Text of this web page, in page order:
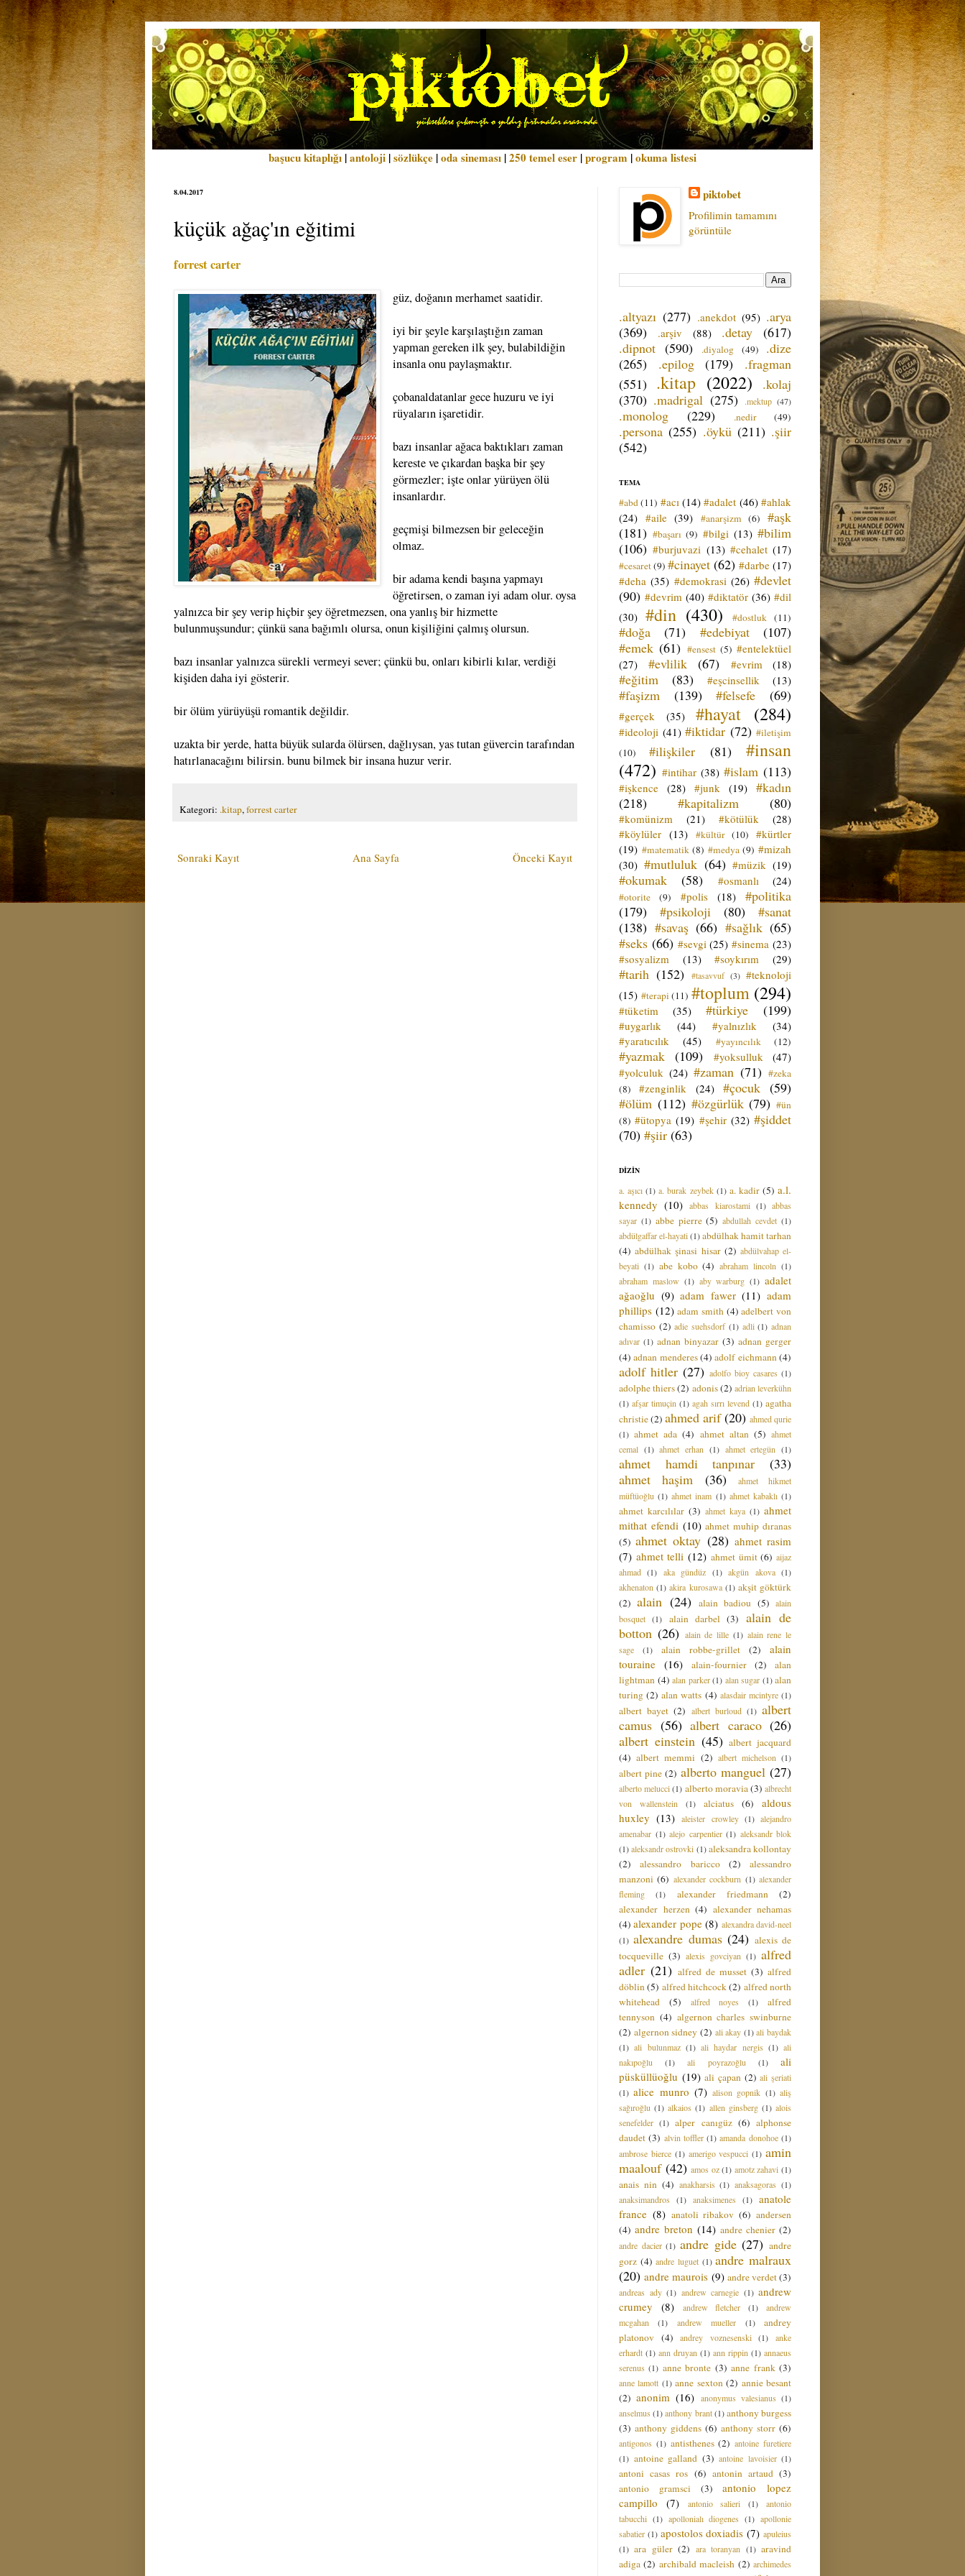
başucu kitaplığı |antoloji |sözlükçe |oda sineması |250 temel eser |program |okuma listesi
8.04.2017
küçük ağaç'ın eğitimi
forrest carter
güz, doğanın merhamet saatidir.
iyi bir şeyle karşılaştığın zaman
yapman gereken ilk şey, bulabildiğin
insanla onu paylaşmaktır.
çobanaldatanlar gece huzuru ve iyi
rüyaların işaretidir.
bazı insanlar ağaca baktıkları zaman
kereste ve çıkardan başka bir şey
görmezler; işte onlar yürüyen ölü
insanlardır.
geçmişi bilmezsen bir geleceğin
olmaz.
bir adama kendi başına yapmayı
öğretirsen, o zaman iyi adam olur. oysa
yalnızca bir şey verip hiçbir şey öğretmezsen, ona yanlış bir hizmette
bulunmuşsundur; çünkü sana bağımlı olursa, onun kişiliğini çalmış olursun.
bazı insanlar yalnızca sürekli vermeyi sever; çünkü bu, onları kibirli kılar, verdiği
kişiden daha iyi gösterir.
bir ölüm yürüyüşü romantik değildir.
uzakta bir yerde, hatta büyük sularda ölürsen, dağlıysan, yas tutan güvercin tarafından
hatırlanacağını bilirsin. bunu bilmek bir insana huzur verir.
Kategori: .kitap,forrest carter
Sonraki Kayıt Önceki Kayıt
Ana Sayfa
piktobet
Profilimin tamamını
görüntüle
.altyazı (277) .anekdot (95) .arya
(369)
.arşiv (88) .detay
(617)
.dipnot (590) .diyalog (49)
.dize
(265)
.epilog (179)
.fragman
(551) .kitap (2022)
.kolaj
(370) .madrigal (275) .mektup (47)
.monolog (229) .nedir (49)
.persona (255) .öykü (211) .şiir
(542)
TEMA
#abd (11) #acı (14) #adalet (46) #ahlak
(24) #aile (39) #anarşizm (6)
#aşk
(181) #başarı (9) #bilgi (13) #bilim
(106) #burjuvazi (13) #cehalet (17)
#cesaret(9) #cinayet (62) #darbe (17)
#deha (35) #demokrasi (26) #devlet
(90) #devrim (40) #diktatör (36) #dil
(30) #din (430) #dostluk (11)
#doğa (71) #edebiyat
(107)
#emek (61) #ensest (5) #entelektüel
(27)
#evlilik (67) #evrim (18)
#eğitim (83) #eşcinsellik (13)
#faşizm (139) #felsefe (69)
#gerçek (35) #hayat (284)
#ideoloji (41) #iktidar (72) #iletişim
(10)
#ilişkiler (81)
#insan
(472) #intihar (38) #islam (113)
#işkence (28) #junk (19) #kadın
(218)
#kapitalizm (80)
#komünizm (21) #kötülük
(28)
#köylüler (13) #kültür (10)
#kürtler
(19) #matematik (8) #medya (9) #mizah
(30) #mutluluk (64) #müzik (19)
#okumak (58) #osmanlı (24)
#otorite (9) #polis (18)
#politika
(179)
#psikoloji (80)
#sanat
(138) #savaş (66) #sağlık (65)
#seks (66) #sevgi (25) #sinema (23)
#sosyalizm
(13) #soykırım (29)
#tarih (152) #tasavvuf (3) #teknoloji
(15) #terapi (11) #toplum (294)
#tüketim (35) #türkiye (199)
#uygarlık (44) #yalnızlık
(34)
#yaratıcılık
(45) #yayıncılık (12)
#yazmak (109) #yoksulluk
(47)
#yolculuk (24) #zaman (71) #zeka
(8)
#zenginlik (24) #çocuk (59)
#ölüm (112) #özgürlük (79) #ün
(8) #ütopya (19) #şehir (32) #şiddet
(70) #şiir (63)
DİZİN
a. aşıcı (1) a. burak zeybek (1) a. kadir (5) a.l.
kennedy (10) abbas kiarostami (1) abbas
sayar (1) abbe pierre (5) abdullah cevdet (1)
abdülgaffar el-hayati(1)abdülhak hamit tarhan
(4) abdülhak şinasi hisar (2) abdülvahap el-
beyati (1) abe kobo (4) abraham lincoln (1)
abraham maslow (1) aby warburg (1) adalet
ağaoğlu (9) adam fawer (11) adam
phillips (12) adam smith (4) adelbert von
chamisso (2) adie suehsdorf (1) adli (1) adnan
adıvar (1) adnan binyazar (3) adnan gerger
(4) adnan menderes(4) adolf eichmann (4)
adolf hitler (27) adolfo bioy casares (1)
adolphe thiers(2) adonis(2) adrian leverkühn
(1) afşar timuçin (1) agah sırrı levend (1) agatha
christie(2) ahmed arif (20) ahmed qurie
(1) ahmet ada (4) ahmet altan (5) ahmet
cemal (1) ahmet erhan (1) ahmet ertegün (1)
ahmet hamdi tanpınar
(33)
ahmet haşim
(36)
ahmet hikmet
müftüoğlu (1) ahmet inam (1) ahmet kabaklı (1)
ahmet karcılılar (3) ahmet kaya (1) ahmet
mithat efendi (10) ahmet muhip dıranas
(5) ahmet oktay (28) ahmet rasim
(7) ahmet telli (12) ahmet ümit (6) aijaz
ahmad (1) aka gündüz (1) akgün akova (1)
akhenaton (1) akira kurosawa (1) akşit göktürk
(2) alain (24) alain badiou (5) alain
bosquet (1) alain darbel (3)
alain de
botton (26) alain de lille (1) alain rene le
sage
(1) alain robbe-grillet (2)
alain
touraine (16) alain-fournier (2)
alan
lightman (4) alan parker (1) alan sugar (1) alan
turing (2) alan watts (4) alasdair mcintyre (1)
albert bayet (2) albert burloud (1) albert
camus (56) albert caraco (26)
albert einstein (45) albert jacquard
(4) albert memmi (2) albert michelson (1)
albert pine (2) alberto manguel (27)
alberto melucci (1) alberto moravia (3) albrecht
von wallenstein
(1) alciatus (6)
aldous
huxley (13) aleister crowley (1) alejandro
amenabar (1) alejo carpentier (1) aleksandr blok
(1) aleksandr ostrovki (1) aleksandra kollontay
(2)
alessandro baricco (2)
alessandro
manzoni (6) alexander cockburn (1) alexander
fleming
(1) alexander friedmann
(2)
alexander herzen (4) alexander nehamas
(4) alexander pope (8) alexandra david-neel
(1) alexandre dumas (24) alexis de
tocqueville (3) alexis govciyan (1) alfred
adler (21) alfred de musset (3) alfred
döblin (5) alfred hitchcock(2) alfred north
whitehead
(5) alfred noyes (1)
alfred
tennyson (4) algernon charles swinburne
(2) algernon sidney (2) ali akay (1) ali baydak
(1) ali bulunmaz (1) ali haydar nergis (1) ali
nakıpoğlu
(1) ali poyrazoğlu (1)
ali
püsküllüoğlu (19) ali çapan (2) ali şeriati
(1) alice munro (7) alison gopnik (1) aliş
sağıroğlu (1) alkaios (1) allen ginsberg (1) alois
senefelder (1) alper canıgüz (6) alphonse
daudet (3) alvin toffler (1) amanda donohoe (1)
ambrose bierce (1) amerigo vespucci (1) amin
maalouf (42) amos oz (1) amotz zahavi (1)
anais nin (4) anakharsis (1) anaksagoras (1)
anaksimandros
(1) anaksimenes (1) anatole
france (8) anatoli ribakov (6) andersen
(4) andre breton (14) andre chenier (2)
andre dacier (1) andre gide (27) andre
gorz (4) andre luguet (1) andre malraux
(20) andre maurois (9) andre verdet(3)
andreas ady (1) andrew carnegie (1) andrew
crumey
(8) andrew fletcher (1)
andrew
mcgahan
(1) andrew mueller (1)
andrey
platonov (4) andrey voznesenski (1)
anke
erhardt (1) ann druyan (1) ann rippin (1) annaeus
serenus (1) anne bronte (3) anne frank (3)
anne lamott (1) anne sexton (2) annie besant
(2) anonim (16) anonymus valesianus (1)
anselmus (1) anthony brant (1) anthony burgess
(3) anthony giddens (6) anthony storr (6)
antigonos (1) antisthenes (2) antoine furetiere
(1) antoine galland (3) antoine lavoisier (1)
antoni casas ros (6) antonin artaud (3)
antonio gramsci
(3)
antonio lopez
campillo
(7) antonio salieri (1)
antonio
tabucchi (1) apollonialı diogenes (1) apollonie
sabatier (1) apostolos doxiadis (7) apuleius
(1) ara güler (2) ara toranyan (1) aravind
adiga (2) archibald macleish (2) archimedes